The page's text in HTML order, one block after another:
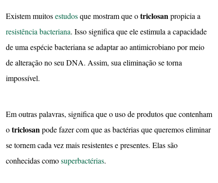
Existem muitosestudosque mostram que otriclosanpropicia a
resistência bacteriana. Isso significa que ele estimula a capacidade
de uma espécie bacteriana se adaptar ao antimicrobiano por meio
de alteração no seu DNA. Assim, sua eliminação se torna
impossível.
Em outras palavras, significa que o uso de produtos que contenham
otriclosanpode fazer com que as bactérias que queremos eliminar
se tornem cada vez mais resistentes e presentes. Elas são
conhecidas comosuperbactérias.